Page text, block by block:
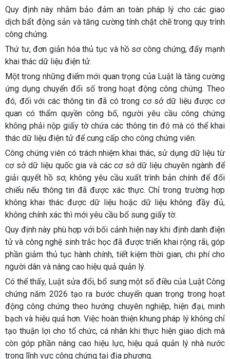
Quy định này nhằm bảo đảm an toàn pháp lý cho các giao
dịch bất động sản và tăng cường tính chặt chẽ trong quy trình
công chứng.
Thứ tư, đơn giản hóa thủ tục và hồ sơ công chứng, đẩy mạnh
khai thác dữ liệu điện tử.
Một trong những điểm mới quan trọng của Luật là tăng cường
ứng dụng chuyển đổi số trong hoạt động công chứng. Theo
đó, đối với các thông tin đã có trong cơ sở dữ liệu được cơ
quan có thẩm quyền công bố, người yêu cầu công chứng
không phải nộp giấy tờ chứa các thông tin đó mà có thể khai
thác dữ liệu điện tử để cung cấp cho công chứng viên.
Công chứng viên có trách nhiệm khai thác, sử dụng dữ liệu từ
cơ sở dữ liệu quốc gia và các cơ sở dữ liệu chuyên ngành để
giải quyết hồ sơ, không yêu cầu xuất trình bản chính để đối
chiếu nếu thông tin đã được xác thực. Chỉ trong trường hợp
không khai thác được dữ liệu hoặc dữ liệu không đầy đủ,
không chính xác thì mới yêu cầu bổ sung giấy tờ.
Quy định này phù hợp với bối cảnh hiện nay khi định danh điện
tử và công nghệ sinh trắc học đã được triển khai rộng rãi, góp
phần giảm thủ tục hành chính, tiết kiệm thời gian, chi phí cho
người dân và nâng cao hiệu quả quản lý.
Có thể thấy, Luật sửa đổi, bổ sung một số điều của Luật Công
chứng năm 2026 tạo ra bước chuyển quan trọng trong hoạt
động công chứng theo hướng chuyên nghiệp, hiện đại, minh
bạch và hiệu quả hơn. Việc hoàn thiện khung pháp lý không chỉ
tạo thuận lợi cho tổ chức, cá nhân khi thực hiện giao dịch mà
còn góp phần nâng cao hiệu lực, hiệu quả quản lý nhà nước
trong lĩnh vực công chứng tại địa phương.